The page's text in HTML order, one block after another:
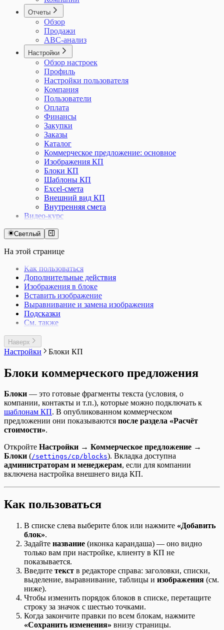
Отчеты
Обзор
Продажи
ABC-анализ
Настройки
Обзор настроек
Профиль
Настройки пользователя
Компания
Пользователи
Оплата
Финансы
Закупки
Заказы
Каталог
Коммерческое предложение: основное
Изображения КП
Блоки КП
Шаблоны КП
Excel-смета
Внешний вид КП
Внутренняя смета
Видео-курс
Светлый
На этой странице
Как пользоваться
Дополнительные действия
Изображения в блоке
Вставить изображение
Выравнивание и замена изображения
Подсказки
См. также
Наверх
Настройки Блоки КП
Блоки коммерческого предложения
Блоки — это готовые фрагменты текста (условия, о
компании, контакты и т.п.), которые можно подключать к
шаблонам КП. В опубликованном коммерческом
предложении они показываются после раздела «Расчёт
стоимости».
Откройте Настройки → Коммерческое предложение →
Блоки (/settings/cp/blocks). Вкладка доступна
администраторам и менеджерам, если для компании
включена настройка внешнего вида КП.
Как пользоваться
В списке слева выберите блок или нажмите «Добавить
блок».
Задайте название (иконка карандаша) — оно видно
только вам при настройке, клиенту в КП не
показывается.
Введите текст в редакторе справа: заголовки, списки,
выделение, выравнивание, таблицы и изображения (см.
ниже).
Чтобы изменить порядок блоков в списке, перетащите
строку за значок с шестью точками.
Когда закончите правки по всем блокам, нажмите
«Сохранить изменения» внизу страницы.